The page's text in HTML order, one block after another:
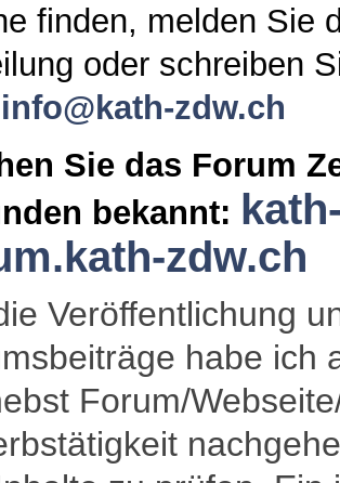
finden, melden Sie
oder schreiben
info@kath-zdw.ch
Sie das Forum
bekannt:
zdw.ch
Veröffentlichung
habe ich
Forum/